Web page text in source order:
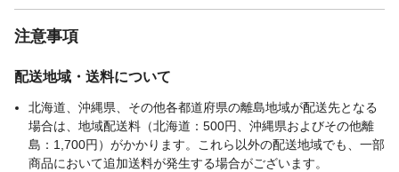
注意事項
配送地域・送料について
北海道、沖縄県、その他各都道府県の離島地域が配送先となる
場合は、地域配送料（北海道：500円、沖縄県およびその他離
島：1,700円）がかかります。これら以外の配送地域でも、一部
商品において追加送料が発生する場合がございます。